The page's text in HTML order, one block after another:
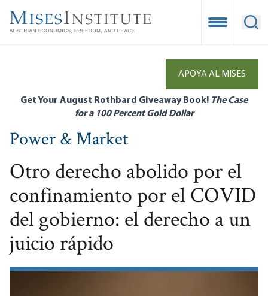
main
Open
APOYA AL MISES
Get Your August Rothbard Giveaway Book! The Case
for a 100 Percent Gold Dollar
Power & Market
Otro derecho abolido por el
confinamiento por el COVID
del gobierno: el derecho a un
juicio rápido